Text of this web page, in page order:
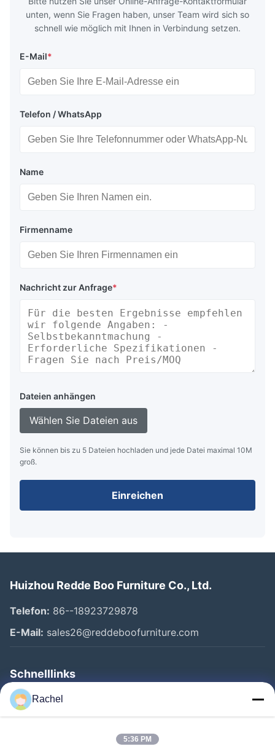
unten, wenn Sie Fragen haben, unser Team wird sich so
schnell wie möglich mit Ihnen in Verbindung setzen.
E-Mail*
Telefon / WhatsApp
Name
Firmenname
Nachricht zur Anfrage*
Dateien anhängen
Wählen Sie Dateien aus
Sie können bis zu 5 Dateien hochladen und jede Datei maximal 10M
groß.
Einreichen
Huizhou Redde Boo Furniture Co., Ltd.
Telefon: 86--18923729878
E-Mail: sales26@reddeboofurniture.com
Schnelllinks
Startseite
Produkte
Rachel
5:36 PM